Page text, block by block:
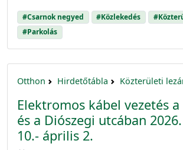
#Csarnok negyed #Közlekedés
#Parkolás
Otthon Hirdetőtábla Közterületi
Elektromos kábel vezetés a
és a Diószegi utcában
10.- április 2.